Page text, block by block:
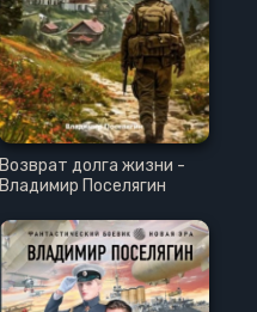
Возврат долга жизни -
Владимир Поселягин